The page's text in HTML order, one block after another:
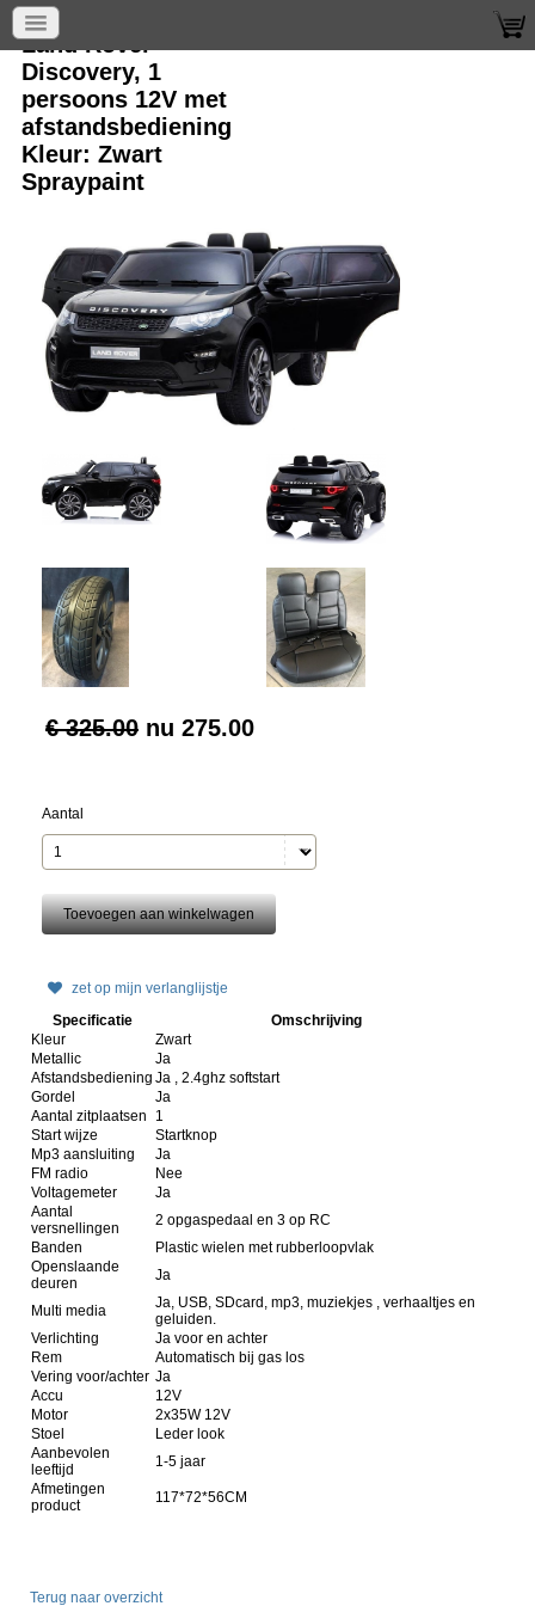
Land Rover
Discovery, 1
persoons 12V met
afstandsbediening
Kleur: Zwart
Spraypaint
€ 325.00 nu 275.00
Aantal
zet op mijn verlanglijstje
Specificatie
Omschrijving
Kleur
Zwart
Metallic
Ja
Afstandsbediening Ja , 2.4ghz softstart
Gordel
Ja
Aantal zitplaatsen
1
Start wijze
Startknop
Mp3 aansluiting
Ja
FM radio
Nee
Voltagemeter
Ja
Aantal
versnellingen
2 opgaspedaal en 3 op RC
Banden
Plastic wielen met rubberloopvlak
Openslaande
deuren
Ja
Multi media
Ja, USB, SDcard, mp3, muziekjes , verhaaltjes en
geluiden.
Verlichting
Ja voor en achter
Rem
Automatisch bij gas los
Vering voor/achter Ja
Accu
12V
Motor
2x35W 12V
Stoel
Leder look
Aanbevolen
leeftijd
1-5 jaar
Afmetingen
product
117*72*56CM
Terug naar overzicht